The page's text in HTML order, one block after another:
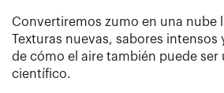
Convertiremos zumo en una nube
Texturas nuevas, sabores intensos
de cómo el aire también puede ser
científico.